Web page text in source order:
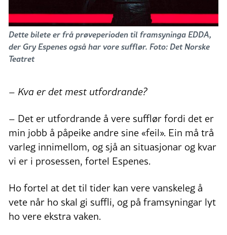
Dette bilete er frå prøveperioden til framsyninga EDDA,
der Gry Espenes også har vore sufflør. Foto: Det Norske
Teatret
– Kva er det mest utfordrande?
– Det er utfordrande å vere sufflør fordi det er
min jobb å påpeike andre sine «feil». Ein må trå
varleg innimellom, og sjå an situasjonar og kvar
vi er i prosessen, fortel Espenes.
Ho fortel at det til tider kan vere vanskeleg å
vete når ho skal gi suffli, og på framsyningar lyt
ho vere ekstra vaken.